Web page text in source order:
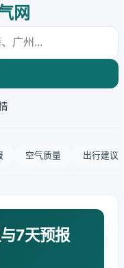
网
空气质量 出行建议
7天预报